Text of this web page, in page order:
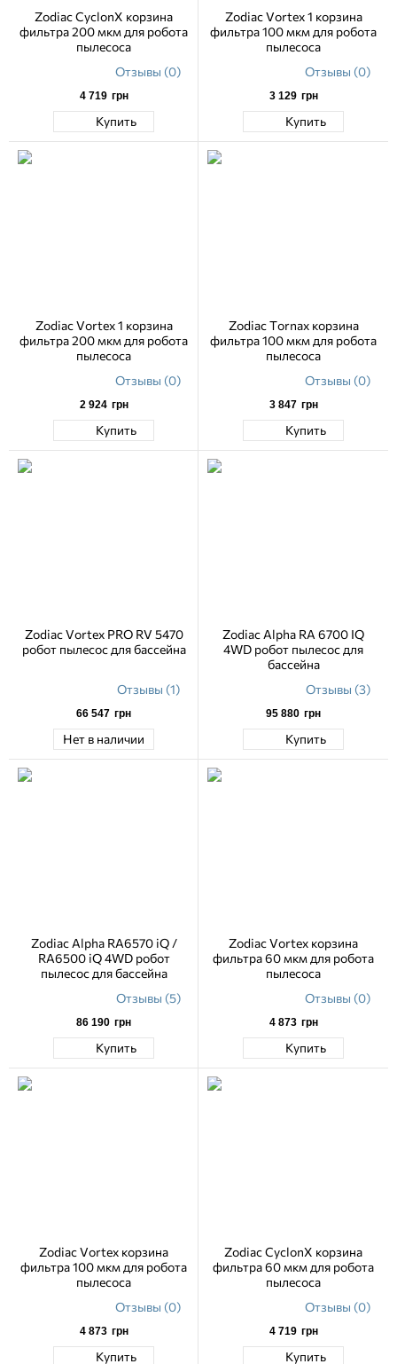
Zodiac CyclonX корзина
фильтра 200 мкм для робота
пылесоса
Отзывы (0)
4 719 грн
Купить
Zodiac Vortex 1 корзина
фильтра 100 мкм для робота
пылесоса
Отзывы (0)
3 129 грн
Купить
Zodiac Vortex 1 корзина
фильтра 200 мкм для робота
пылесоса
Отзывы (0)
2 924 грн
Купить
Zodiac Tornax корзина
фильтра 100 мкм для робота
пылесоса
Отзывы (0)
3 847 грн
Купить
Zodiac Vortex PRO RV 5470
робот пылесос для бассейна
Отзывы (1)
66 547 грн
Нет в наличии
Zodiac Alpha RA 6700 IQ
4WD робот пылесос для
бассейна
Отзывы (3)
95 880 грн
Купить
Zodiac Alpha RA6570 iQ /
RA6500 iQ 4WD робот
пылесос для бассейна
Отзывы (5)
86 190 грн
Купить
Zodiac Vortex корзина
фильтра 60 мкм для робота
пылесоса
Отзывы (0)
4 873 грн
Купить
Zodiac Vortex корзина
фильтра 100 мкм для робота
пылесоса
Отзывы (0)
4 873 грн
Купить
Zodiac CyclonX корзина
фильтра 60 мкм для робота
пылесоса
Отзывы (0)
4 719 грн
Купить